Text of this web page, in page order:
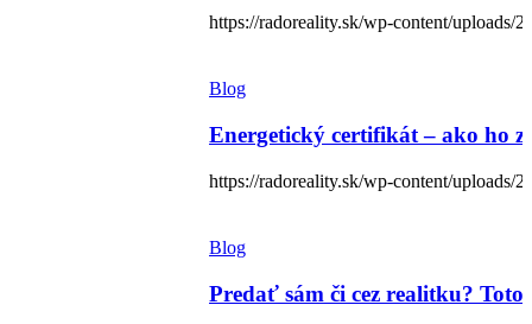
https://radoreality.sk/wp-content/uploads/
Blog
Energetický certifikát – ako ho
https://radoreality.sk/wp-content/uploads/
Blog
Predať sám či cez realitku? Toto